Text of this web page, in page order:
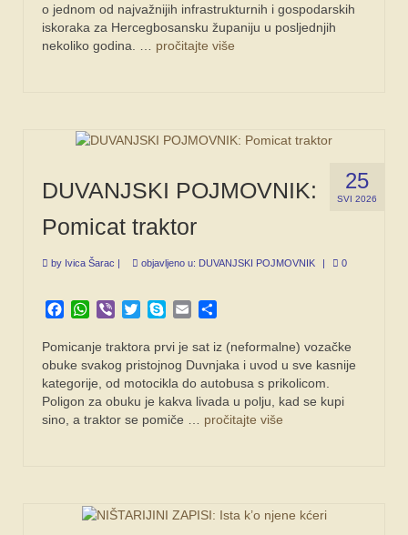
o jednom od najvažnijih infrastrukturnih i gospodarskih
iskoraka za Hercegbosansku županiju u posljednjih
nekoliko godina. … pročitajte više
25
SVI 2026
DUVANJSKI POJMOVNIK:
Pomicat traktor
by Ivica Šarac objavljeno u: DUVANJSKI POJMOVNIK 0
Facebook
WhatsApp
Viber TwitterSkypeEmail
Pomicanje traktora prvi je sat iz (neformalne) vozačke
obuke svakog pristojnog Duvnjaka i uvod u sve kasnije
kategorije, od motocikla do autobusa s prikolicom.
Poligon za obuku je kakva livada u polju, kad se kupi
sino, a traktor se pomiče … pročitajte više